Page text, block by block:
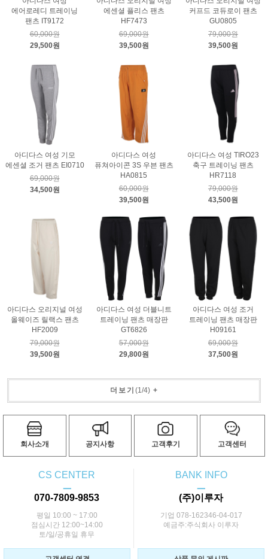
에어로레디 트레이닝
팬츠 IT9172
60,000원
29,500원
에센셜 플리스 팬츠
HF7473
69,000원
39,500원
커프드 코듀로이 팬츠
GU0805
79,000원
39,500원
아디다스 여성 기모
에센셜 조거 팬츠 EI0710
69,000원
34,500원
아디다스 여성
퓨쳐아이콘 3S 우븐 팬츠
HA0815
60,000원
39,500원
아디다스 여성 TIRO23
축구 트레이닝 팬츠
HR7118
79,000원
43,500원
아디다스 오리지널 여성
올웨이즈 릴랙스 팬츠
HF2009
79,000원
39,500원
아디다스 여성 더블니트
트레이닝 팬츠 매장판
GT6826
57,000원
29,800원
아디다스 여성 조거
트레이닝 팬츠 매장판
H09161
69,000원
37,500원
더보기 (1/4)+
회사소개 공지사항 고객후기 고객센터
CS CENTER
ㅡ
070-7809-9853
평일 10:00 ~ 17:00
점심시간 12:00~14:00
토/일/공휴일 휴무
BANK INFO
ㅡ
(주)이루자
기업 078-162346-04-017
예금주:주식회사 이루자